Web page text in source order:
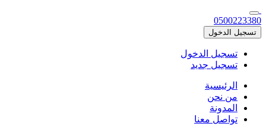
0500223380
تسجيل الدخول
تسجيل الدخول
تسجيل جديد
الرئيسية
من نحن
المدونة
تواصل معنا